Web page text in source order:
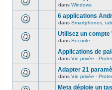
dans Windows
6 applications
dans Smartphones,
Utilisez un compte
dans Securite
Applications de
dans Vie privée -
Adapter 21
dans Vie privée -
Meta déploie un